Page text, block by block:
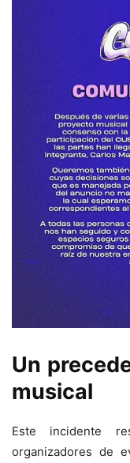
Un
musical
Este incidente
organizadores de